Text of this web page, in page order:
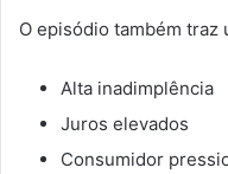
O episódio também
Alta inadimplência
Juros elevados
Consumidor